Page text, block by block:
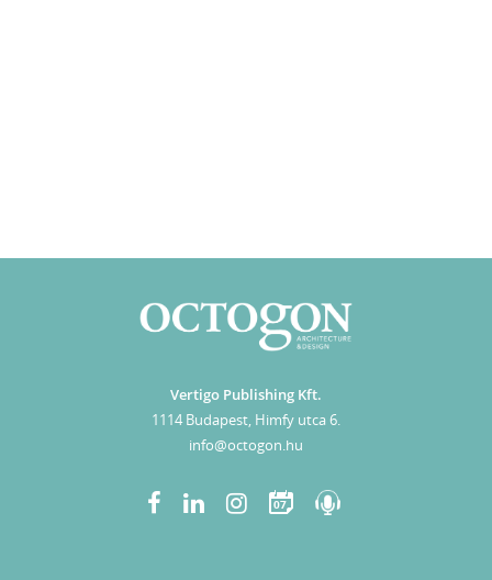
Vertigo Publishing Kft.
1114 Budapest, Himfy utca 6.
info@octogon.hu
07